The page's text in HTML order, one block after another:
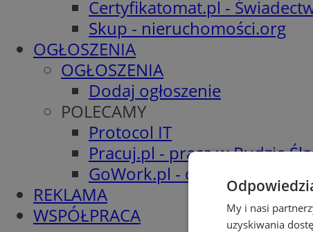
Certyfikatomat.pl -
Skup - nieruchomości.org
OGŁOSZENIA
OGŁOSZENIA
Dodaj ogłoszenie
POLECAMY
Protocol IT
Pracuj.pl - praca w Rudzie
GoWork.pl - oferty pracy
REKLAMA
WSPÓŁPRACA
My i nasi
uzyskiwania